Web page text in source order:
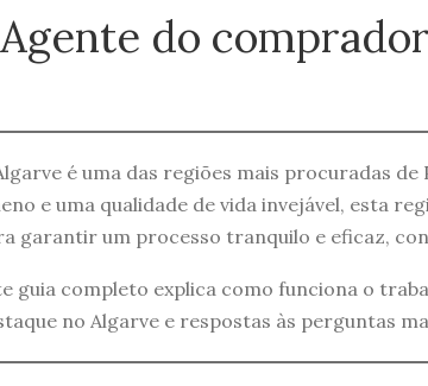
Agente do
é uma das regiões mais procuradas
e uma qualidade de vida invejável, esta
garantir um processo tranquilo e eficaz,
guia completo explica como funciona o
no Algarve e respostas às perguntas